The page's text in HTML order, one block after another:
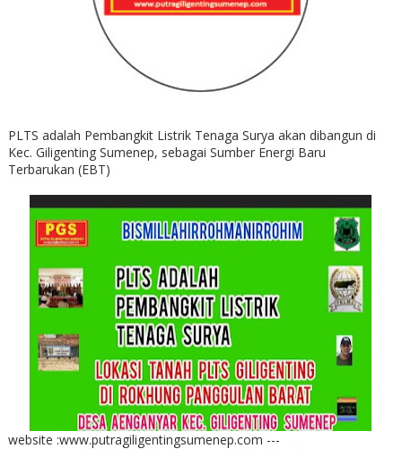
PLTS adalah Pembangkit Listrik Tenaga Surya akan dibangun di
Kec. Giligenting Sumenep, sebagai Sumber Energi Baru
Terbarukan (EBT)
website :www.putragiligentingsumenep.com ---